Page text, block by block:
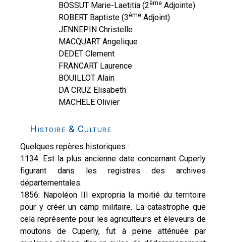
BOSSUT Marie-Laetitia (2ème Adjointe)
ROBERT Baptiste (3ème Adjoint)
JENNEPIN Christelle
MACQUART Angelique
DEDET Clement
FRANCART Laurence
BOUILLOT Alain
DA CRUZ Elisabeth
MACHELE Olivier
Histoire & Culture
Quelques repères historiques :
1134: Est la plus ancienne date concernant Cuperly
figurant dans les registres des archives
départementales.
1856: Napoléon III expropria la moitié du territoire
pour y créer un camp militaire. La catastrophe que
cela représente pour les agriculteurs et éleveurs de
moutons de Cuperly, fut à peine atténuée par